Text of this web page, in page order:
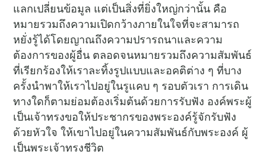
แลกเปลี่ยนข้อมูล แต่เป็นสิ่งที่ยิ่งใหญ่กว่านั้น คือ
หมายรวมถึงความเปิดกว้างภายในใจที่จะสามารถ
หยั่งรู้ได้โดยญาณถึงความปรารถนาและความ
ต้องการของผู้อื่น ตลอดจนหมายรวมถึงความสัมพันธ์
ที่เรียกร้องให้เราละทิ้งรูปแบบและอคติต่าง ๆ ที่บาง
ครั้งนำพาให้เราไปอยู่ในรูแคบ ๆ รอบตัวเรา การเดิน
ทางใดก็ตามย่อมต้องเริ่มต้นด้วยการรับฟัง องค์พระผู้
เป็นเจ้าทรงขอให้ประชากรของพระองค์รู้จักรับฟัง
ด้วยหัวใจ ให้เขาไปอยู่ในความสัมพันธ์กับพระองค์ ผู้
เป็นพระเจ้าทรงชีวิต